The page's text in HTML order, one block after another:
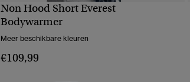
Non Hood Short Everest
Bodywarmer
Meer beschikbare kleuren
€109,99